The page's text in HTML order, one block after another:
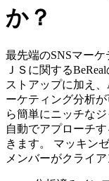
か？
最先端のSNSマーケ
ＪＳに関する
ストアップに加え
ーケティング分析
ら簡単にニッチな
自動でアプローチ
きます。 マッキン
メンバーがクライ